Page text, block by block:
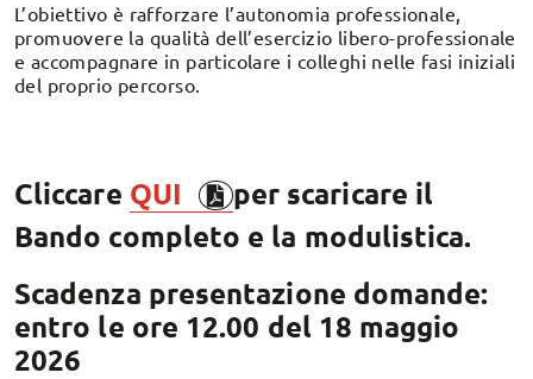
L’obiettivo è rafforzare l’autonomia professionale,
promuovere la qualità dell’esercizio libero-professionale
e accompagnare in particolare i colleghi nelle fasi iniziali
del proprio percorso.
Cliccare QUI
per scaricare il
Bando completo e la modulistica.
Scadenza presentazione domande:
entro le ore 12.00 del 18 maggio
2026